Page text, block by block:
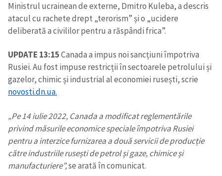
Ministrul ucrainean de externe, Dmitro Kuleba, a descris
atacul cu rachete drept „terorism” și o „ucidere
deliberată a civililor pentru a răspândi frica”.
UPDATE 13:15Canada a impus noi sancțiuni împotriva
Rusiei. Au fost impuse restricții în sectoarele petrolului și
gazelor, chimic și industrial al economiei rusești, scrie
novosti.dn.ua.
„Pe 14 iulie 2022, Canada a modificat reglementările
privind măsurile economice speciale împotriva Rusiei
pentru a interzice furnizarea a două servicii de producție
către industriile rusești de petrol și gaze, chimice și
manufacturiere”,se arată în comunicat.